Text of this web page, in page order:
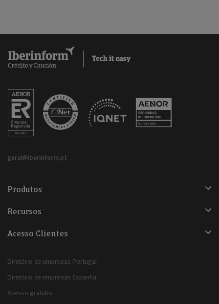
geral@iberinform.pt
Produtos
Recursos
Acesso Clientes
Diretório de empresas Portugal
Diretório de empresas Espanha
Acesso gratuito